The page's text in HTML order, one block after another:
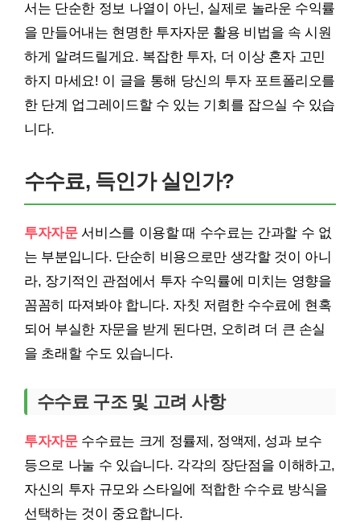
서는 단순한 정보 나열이 아닌, 실제로 놀라운 수익률
을 만들어내는 현명한 투자자문 활용 비법을 속 시원
하게 알려드릴게요. 복잡한 투자, 더 이상 혼자 고민
하지 마세요! 이 글을 통해 당신의 투자 포트폴리오를
한 단계 업그레이드할 수 있는 기회를 잡으실 수 있습
니다.
수수료, 득인가 실인가?
투자자문서비스를 이용할 때 수수료는 간과할 수 없
는 부분입니다. 단순히 비용으로만 생각할 것이 아니
라, 장기적인 관점에서 투자 수익률에 미치는 영향을
꼼꼼히 따져봐야 합니다. 자칫 저렴한 수수료에 현혹
되어 부실한 자문을 받게 된다면, 오히려 더 큰 손실
을 초래할 수도 있습니다.
수수료 구조 및 고려 사항
투자자문수수료는 크게 정률제, 정액제, 성과 보수
등으로 나눌 수 있습니다. 각각의 장단점을 이해하고,
자신의 투자 규모와 스타일에 적합한 수수료 방식을
선택하는 것이 중요합니다.